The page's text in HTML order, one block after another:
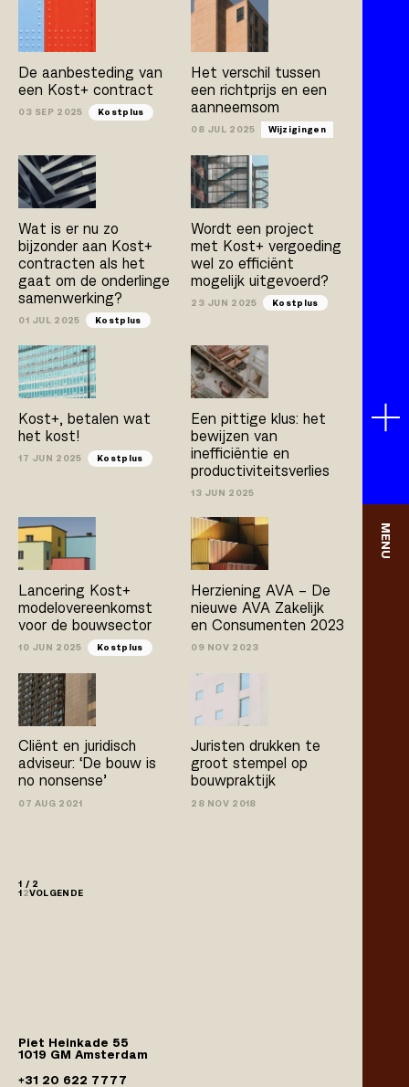
MENU
Arno Jacobs
Bert van der Zijpp
Hamza Atas
De aanbesteding van
een Kost+ contract
03 SEP 2025 Kostplus
Het verschil tussen
een richtprijs en een
aanneemsom
08 JUL 2025 Wijzigingen
Wat is er nu zo
bijzonder aan Kost+
contracten als het
gaat om de onderlinge
samenwerking?
01 JUL 2025 Kostplus
Wordt een project
met Kost+ vergoeding
wel zo efficiënt
mogelijk uitgevoerd?
23 JUN 2025 Kostplus
Kost+, betalen wat
het kost!
17 JUN 2025 Kostplus
Een pittige klus: het
bewijzen van
inefficiëntie en
productiviteitsverlies
13 JUN 2025
Lancering Kost+
modelovereenkomst
voor de bouwsector
10 JUN 2025 Kostplus
Herziening AVA – De
nieuwe AVA Zakelijk
en Consumenten 2023
09 NOV 2023
Cliënt en juridisch
adviseur: ‘De bouw is
no­ nonsense’
07 AUG 2021
Juristen drukken te
groot stempel op
bouwpraktijk
28 NOV 2018
1 / 2
12VOLGENDE
Piet Heinkade 55
1019 GM Amsterdam
+31 20 622 7777